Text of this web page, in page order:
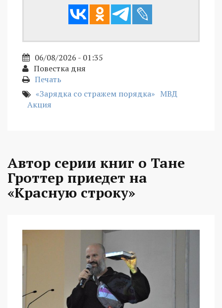
06/08/2026 - 01:35
Повестка дня
Печать
«Зарядка со стражем порядка» МВД
Акция
Автор серии книг о Тане
Гроттер приедет на
«Красную строку»